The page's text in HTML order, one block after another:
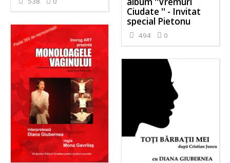
Ciudate '' - Invitat
special Pietonu
494 0